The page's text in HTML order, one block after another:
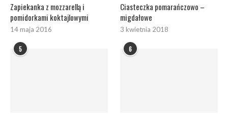
Zapiekanka z mozzarellą i
pomidorkami koktajlowymi
14 maja 2016
Ciasteczka pomarańczowo –
migdałowe
3 kwietnia 2018
5 6